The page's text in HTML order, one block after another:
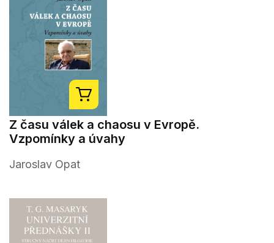
Z času válek a chaosu v Evropě.
Vzpomínky a úvahy
Jaroslav Opat